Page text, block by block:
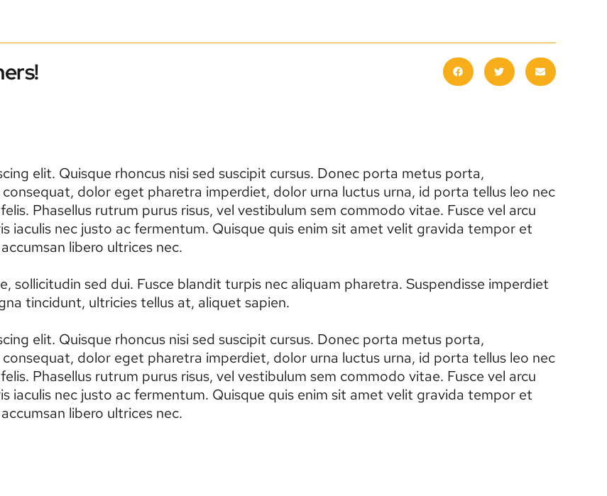
elit. Quisque rhoncus nisi sed suscipit cursus. Donec porta metus porta,
dolor eget pharetra imperdiet, dolor urna luctus urna, id porta tellus leo nec
Phasellus rutrum purus risus, vel vestibulum sem commodo vitae. Fusce vel arcu
iaculis nec justo ac fermentum. Quisque quis enim sit amet velit gravida tempor et
libero ultrices nec.
sollicitudin sed dui. Fusce blandit turpis nec aliquam pharetra. Suspendisse imperdiet
tincidunt, ultricies tellus at, aliquet sapien.
elit. Quisque rhoncus nisi sed suscipit cursus. Donec porta metus porta,
dolor eget pharetra imperdiet, dolor urna luctus urna, id porta tellus leo nec
Phasellus rutrum purus risus, vel vestibulum sem commodo vitae. Fusce vel arcu
iaculis nec justo ac fermentum. Quisque quis enim sit amet velit gravida tempor et
libero ultrices nec.